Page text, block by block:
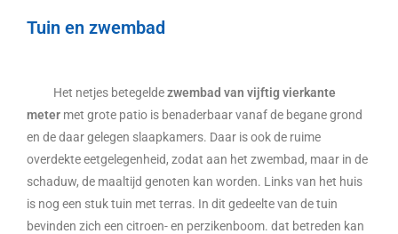
Tuin en zwembad
Het netjes betegeldezwembad van vijftig vierkante
meter met grote patio is benaderbaar vanaf de begane grond
en de daar gelegen slaapkamers. Daar is ook de ruime
overdekte eetgelegenheid, zodat aan het zwembad, maar in de
schaduw, de maaltijd genoten kan worden. Links van het huis
is nog een stuk tuin met terras. In dit gedeelte van de tuin
bevinden zich een citroen- en perzikenboom. dat betreden kan